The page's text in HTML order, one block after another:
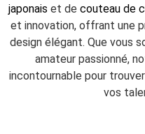
japonais et de couteau de
et innovation, offrant une
design élégant. Que vous
amateur passionné,
incontournable pour
vos